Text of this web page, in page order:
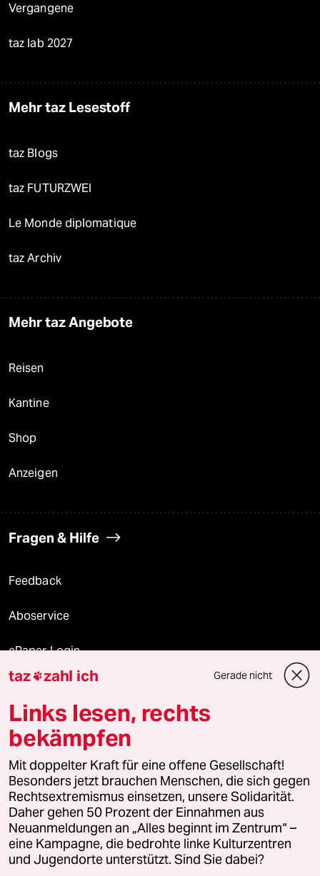
Vergangene
taz lab 2027
Mehr taz Lesestoff
taz Blogs
taz FUTURZWEI
Le Monde diplomatique
taz Archiv
Mehr taz Angebote
Reisen
Kantine
Shop
Anzeigen
Fragen & Hilfe
Feedback
Aboservice
ePaper Login
Downloads für Abonnierende
© 2026 taz Verlags und Vertriebs GmbH
Alle Rechte vorbehalten. Bei rechtlichen Fragen oder für Genehmigungen
wenden Sie sich bitte an
lizenzen@taz.de
Feedback Redaktionsstatut Kommune-Richtlinien
Leitlinie Informant Datenschutz Impressum AGB
taz zahl ich Gerade nicht
Links lesen, rechts
bekämpfen
Mit doppelter Kraft für eine offene Gesellschaft!
Besonders jetzt brauchen Menschen, die sich gegen
Rechtsextremismus einsetzen, unsere Solidarität.
Daher gehen 50 Prozent der Einnahmen aus
Neuanmeldungen an „Alles beginnt im Zentrum“ –
eine Kampagne, die bedrohte linke Kulturzentren
und Jugendorte unterstützt. Sind Sie dabei?